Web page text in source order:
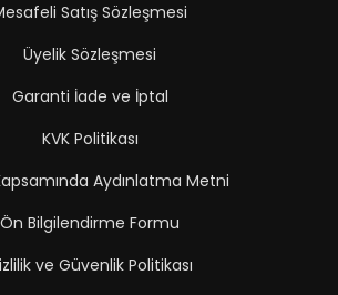
Satış Sözleşmesi
Üyelik Sözleşmesi
Garanti İade ve İptal
KVK Politikası
Aydınlatma Metni
Ön Bilgilendirme Formu
ve Güvenlik Politikası